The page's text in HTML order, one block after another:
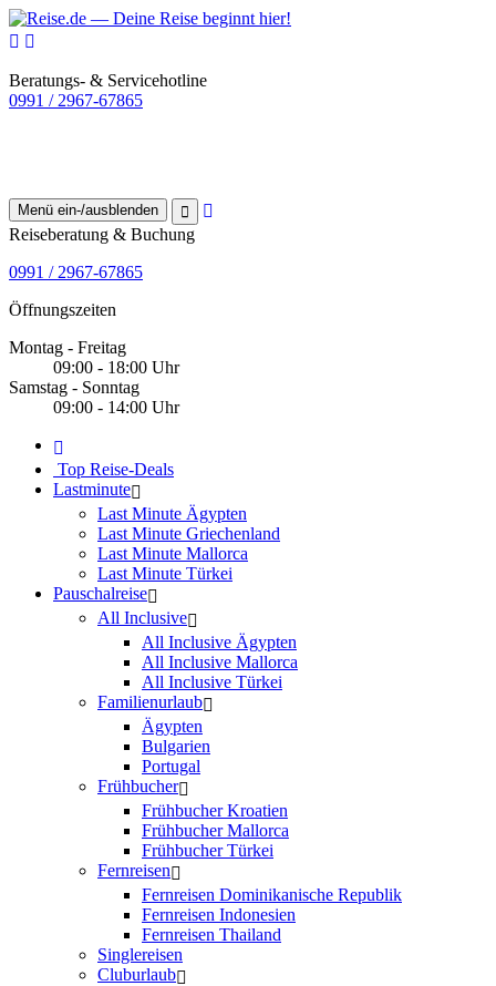
Beratungs- & Servicehotline
0991 / 2967-67865
Menü ein-/ausblenden
Reiseberatung & Buchung
0991 / 2967-67865
Öffnungszeiten
Montag - Freitag
09:00 - 18:00 Uhr
Samstag - Sonntag
09:00 - 14:00 Uhr
Top Reise-Deals
Lastminute
Last Minute Ägypten
Last Minute Griechenland
Last Minute Mallorca
Last Minute Türkei
Pauschalreise
All Inclusive
All Inclusive Ägypten
All Inclusive Mallorca
All Inclusive Türkei
Familienurlaub
Ägypten
Bulgarien
Portugal
Frühbucher
Frühbucher Kroatien
Frühbucher Mallorca
Frühbucher Türkei
Fernreisen
Fernreisen Dominikanische Republik
Fernreisen Indonesien
Fernreisen Thailand
Singlereisen
Cluburlaub